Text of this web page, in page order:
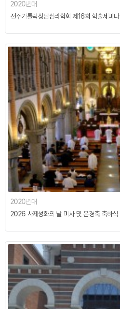
2020년대
전주가톨릭상담심리학회 제16회 학술세미나
2020년대
2026 사제성화의 날 미사 및 은경축 축하식